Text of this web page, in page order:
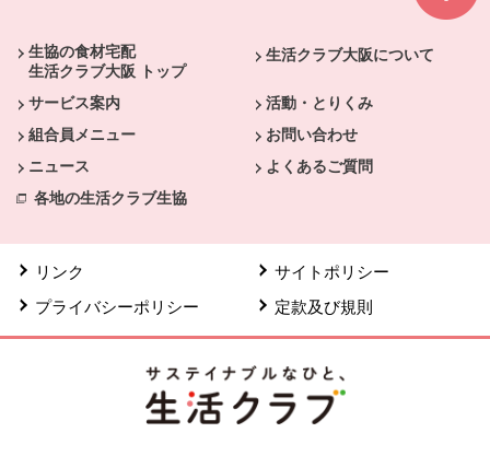
生協の食材宅配
生活クラブ大阪 トップ
生活クラブ大阪について
サービス案内
活動・とりくみ
組合員メニュー
お問い合わせ
ニュース
よくあるご質問
各地の生活クラブ生協
リンク
サイトポリシー
プライバシーポリシー
定款及び規則